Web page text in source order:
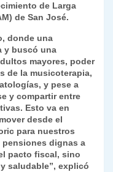
de Larga
de San José.
donde una
y buscó una
mayores, poder
de la musicoterapia,
y pese a
y compartir entre
Esto va en
desde el
para nuestros
dignas a
pacto fiscal, sino
saludable”, explicó